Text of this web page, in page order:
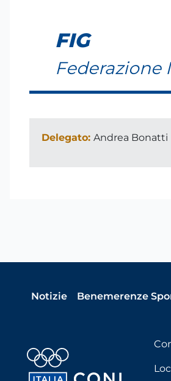
FIG
Federazione
Delegato: Andrea Bonatti
Notizie Benemerenze